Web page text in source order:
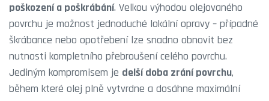
poškození a poškrábání. Velkou výhodou olejovaného
povrchu je možnost jednoduché lokální opravy – případné
škrábance nebo opotřebení lze snadno obnovit bez
nutnosti kompletního přebroušení celého povrchu.
Jediným kompromisem je delší doba zrání povrchu,
během které olej plně vytvrdne a dosáhne maximální